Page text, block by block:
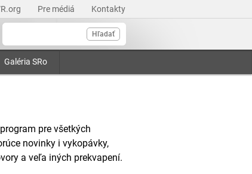
Pre médiá Kontakty
Hľadať
Galéria SRo
pre všetkých
novinky i vykopávky,
a veľa iných prekvapení.